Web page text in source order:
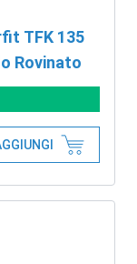
TFK 135
Rovinato